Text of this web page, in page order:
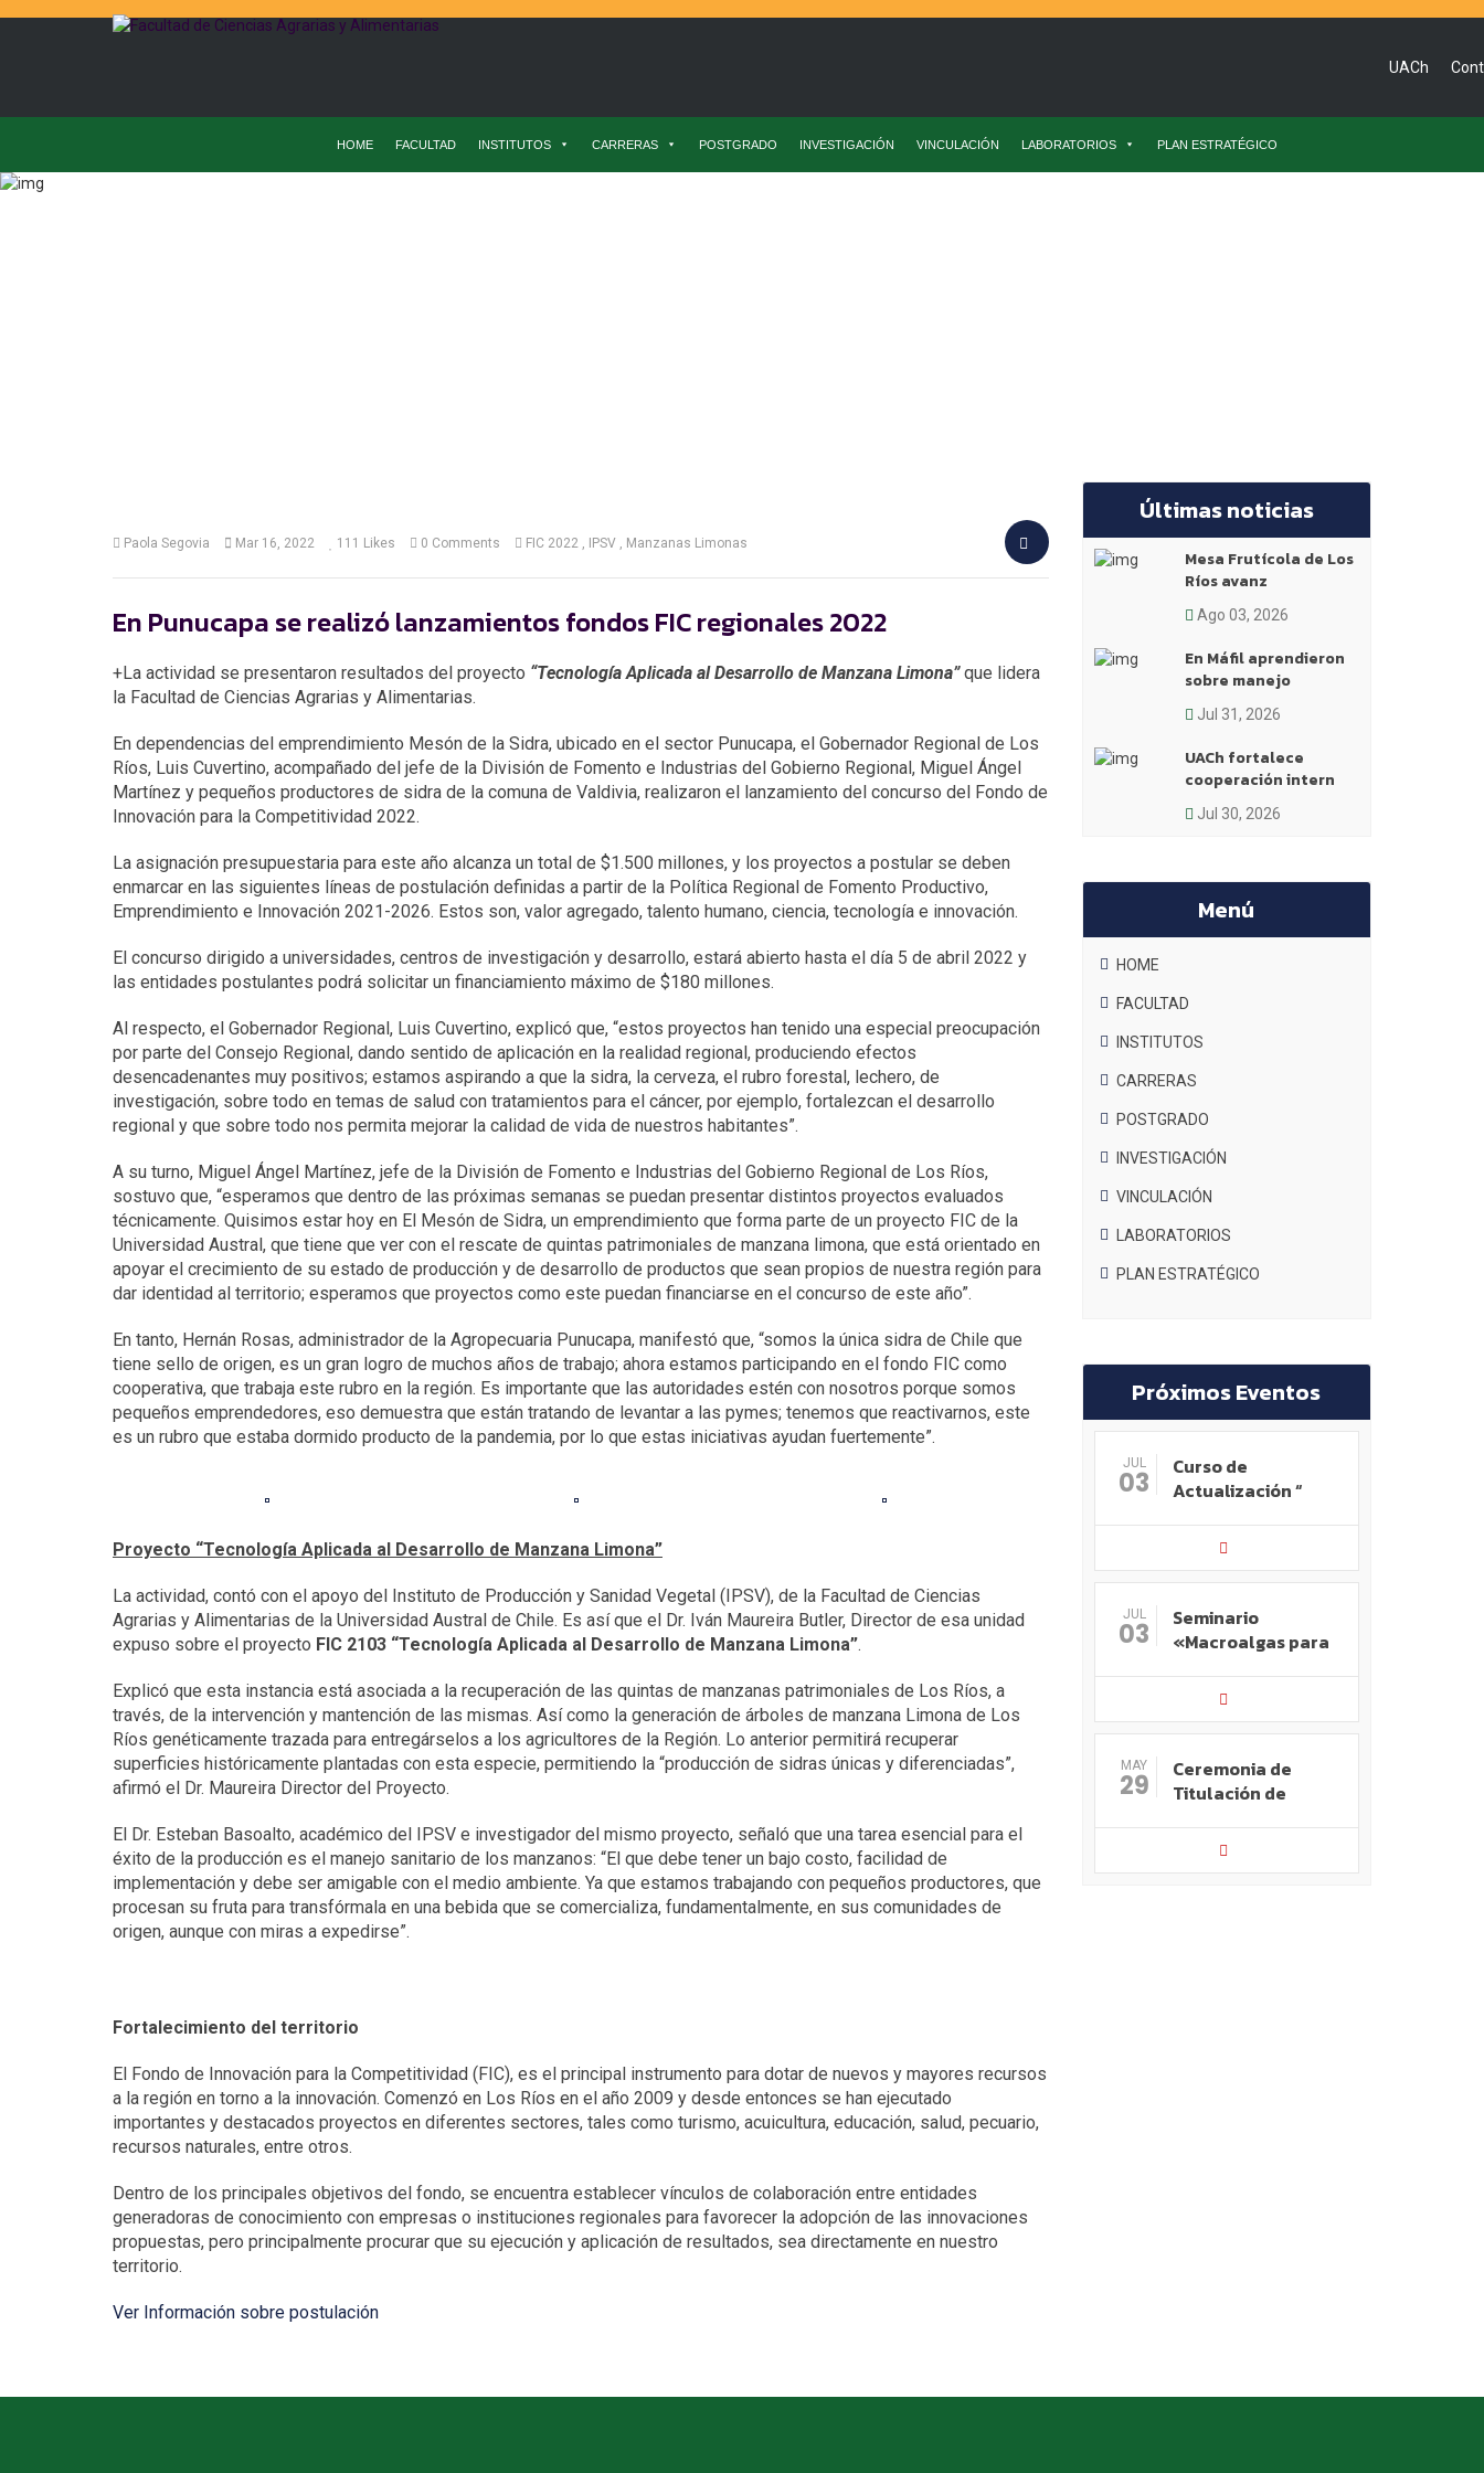
UACh
HOME FACULTAD INSTITUTOS CARRERAS POSTGRADO INVESTIGACIÓN VINCULACIÓN LABORATORIOS PLAN ESTRATÉGICO
Paola Segovia Mar 16, 2022 111 Likes 0 Comments FIC 2022 IPSV Manzanas Limonas
En Punucapa se realizó lanzamientos fondos FIC regionales 2022
+La actividad se presentaron resultados del proyecto “Tecnología Aplicada al Desarrollo de Manzana Limona”que lidera
la Facultad de Ciencias Agrarias y Alimentarias.
En dependencias del emprendimiento Mesón de la Sidra, ubicado en el sector Punucapa, el Gobernador Regional de Los
Ríos, Luis Cuvertino, acompañado del jefe de la División de Fomento e Industrias del Gobierno Regional, Miguel Ángel
Martínez y pequeños productores de sidra de la comuna de Valdivia, realizaron el lanzamiento del concurso del Fondo de
Innovación para la Competitividad 2022.
La asignación presupuestaria para este año alcanza un total de $1.500 millones, y los proyectos a postular se deben
enmarcar en las siguientes líneas de postulación definidas a partir de la Política Regional de Fomento Productivo,
Emprendimiento e Innovación 2021-2026. Estos son, valor agregado, talento humano, ciencia, tecnología e innovación.
El concurso dirigido a universidades, centros de investigación y desarrollo, estará abierto hasta el día 5 de abril 2022 y
las entidades postulantes podrá solicitar un financiamiento máximo de $180 millones.
Al respecto, el Gobernador Regional, Luis Cuvertino, explicó que, “estos proyectos han tenido una especial preocupación
por parte del Consejo Regional, dando sentido de aplicación en la realidad regional, produciendo efectos
desencadenantes muy positivos; estamos aspirando a que la sidra, la cerveza, el rubro forestal, lechero, de
investigación, sobre todo en temas de salud con tratamientos para el cáncer, por ejemplo, fortalezcan el desarrollo
regional y que sobre todo nos permita mejorar la calidad de vida de nuestros habitantes”.
A su turno, Miguel Ángel Martínez, jefe de la División de Fomento e Industrias del Gobierno Regional de Los Ríos,
sostuvo que, “esperamos que dentro de las próximas semanas se puedan presentar distintos proyectos evaluados
técnicamente. Quisimos estar hoy en El Mesón de Sidra, un emprendimiento que forma parte de un proyecto FIC de la
Universidad Austral, que tiene que ver con el rescate de quintas patrimoniales de manzana limona, que está orientado en
apoyar el crecimiento de su estado de producción y de desarrollo de productos que sean propios de nuestra región para
dar identidad al territorio; esperamos que proyectos como este puedan financiarse en el concurso de este año”.
En tanto, Hernán Rosas, administrador de la Agropecuaria Punucapa, manifestó que, “somos la única sidra de Chile que
tiene sello de origen, es un gran logro de muchos años de trabajo; ahora estamos participando en el fondo FIC como
cooperativa, que trabaja este rubro en la región. Es importante que las autoridades estén con nosotros porque somos
pequeños emprendedores, eso demuestra que están tratando de levantar a las pymes; tenemos que reactivarnos, este
es un rubro que estaba dormido producto de la pandemia, por lo que estas iniciativas ayudan fuertemente”.
Proyecto “Tecnología Aplicada al Desarrollo de Manzana Limona”
La actividad, contó con el apoyo del Instituto de Producción y Sanidad Vegetal (IPSV), de la Facultad de Ciencias
Agrarias y Alimentarias de la Universidad Austral de Chile. Es así que el Dr. Iván Maureira Butler, Director de esa unidad
expuso sobre el proyecto FIC 2103 “Tecnología Aplicada al Desarrollo de Manzana Limona”.
Explicó que esta instancia está asociada a la recuperación de las quintas de manzanas patrimoniales de Los Ríos, a
través, de la intervención y mantención de las mismas. Así como la generación de árboles de manzana Limona de Los
Ríos genéticamente trazada para entregárselos a los agricultores de la Región. Lo anterior permitirá recuperar
superficies históricamente plantadas con esta especie, permitiendo la “producción de sidras únicas y diferenciadas”,
afirmó el Dr. Maureira Director del Proyecto.
El Dr. Esteban Basoalto, académico del IPSV e investigador del mismo proyecto, señaló que una tarea esencial para el
éxito de la producción es el manejo sanitario de los manzanos: “El que debe tener un bajo costo, facilidad de
implementación y debe ser amigable con el medio ambiente. Ya que estamos trabajando con pequeños productores, que
procesan su fruta para transfórmala en una bebida que se comercializa, fundamentalmente, en sus comunidades de
origen, aunque con miras a expedirse”.
Fortalecimiento del territorio
El Fondo de Innovación para la Competitividad (FIC), es el principal instrumento para dotar de nuevos y mayores recursos
a la región en torno a la innovación. Comenzó en Los Ríos en el año 2009 y desde entonces se han ejecutado
importantes y destacados proyectos en diferentes sectores, tales como turismo, acuicultura, educación, salud, pecuario,
recursos naturales, entre otros.
Dentro de los principales objetivos del fondo, se encuentra establecer vínculos de colaboración entre entidades
generadoras de conocimiento con empresas o instituciones regionales para favorecer la adopción de las innovaciones
propuestas, pero principalmente procurar que su ejecución y aplicación de resultados, sea directamente en nuestro
territorio.
Ver Información sobre postulación
Últimas noticias
Mesa Frutícola de Los
Ríos avanz
Ago 03, 2026
En Máfil aprendieron
sobre manejo
Jul 31, 2026
UACh fortalece
cooperación intern
Jul 30, 2026
Menú
HOME
FACULTAD
INSTITUTOS
CARRERAS
POSTGRADO
INVESTIGACIÓN
VINCULACIÓN
LABORATORIOS
PLAN ESTRATÉGICO
Próximos Eventos
JUL
03
Curso de
Actualización “
JUL
03
Seminario
«Macroalgas para
MAY
29
Ceremonia de
Titulación de